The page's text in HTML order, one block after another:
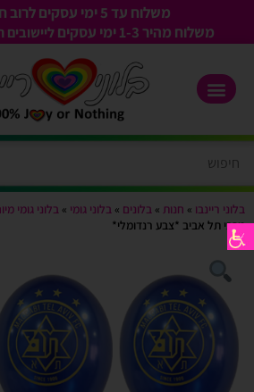
משלוח עד 5 ימי עסקים לרוב חלקי הארץ!
משלוח מהיר 1-3
ימי עסקים
בלוני ריינבו » חנות » בלונים » בלוני גומי » בלוני גומי
מכבי תל אביב *צבע רנדומלי*